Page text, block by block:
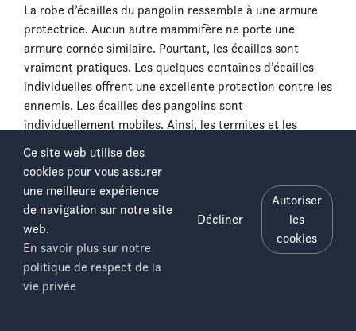
Ce site web utilise des
cookies pour vous assurer
une meilleure expérience
de navigation sur notre site
web.
En savoir plus sur notre
politique de respect de la
vie privée
Décliner
Autoriser
les
cookies
Salonga
La robe d’écailles du pangolin ressemble à une armure
protectrice. Aucun autre mammifère ne porte une
armure cornée similaire. Pourtant, les écailles sont
vraiment pratiques. Les quelques centaines d’écailles
individuelles offrent une excellente protection contre les
ennemis. Les écailles des pangolins sont
individuellement mobiles. Ainsi, les termites et les
fourmis qui rampent sur le corps du pangolin peuvent
être écrasés sous les écailles.
Lorsque le pangolin se recroqueville, les bords
tranchants des écailles ressortent et forment une
carapace protectrice.
L’estomac du pangolin possède une couche cornée qui le
protège des morsures et du poison des fourmis et des